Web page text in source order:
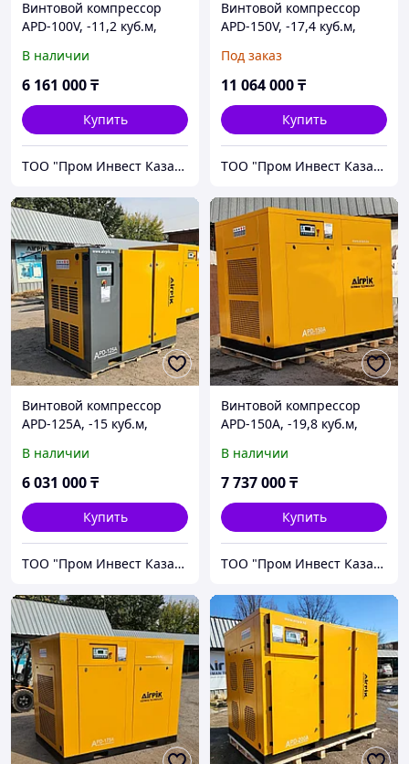
Винтовой компрессор
APD-100V, -11,2 куб.м,
приводом+двиг.PM) AirPIK
В наличии
6 161 000₸
Купить
ТОО "Пром Инвест Казахстан"
Винтовой компрессор
APD-150V, -17,4 куб.м,
приводом+двиг.PM) AirPIK
Под заказ
11 064 000₸
Купить
ТОО "Пром Инвест Казахстан"
Винтовой компрессор
APD-125A, -15 куб.м,
В наличии
6 031 000₸
Купить
ТОО "Пром Инвест Казахстан"
Винтовой компрессор
APD-150A, -19,8 куб.м,
В наличии
7 737 000₸
Купить
ТОО "Пром Инвест Казахстан"